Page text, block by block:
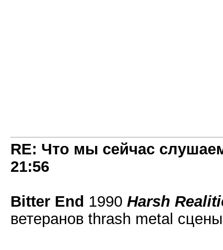
RE: Что мы сейчас
21:56
Bitter End 1990 Harsh
ветеранов thrash metal